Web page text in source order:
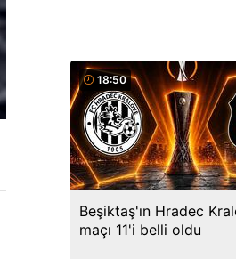
18:50
Beşiktaş'ın Hradec
maçı 11'i belli oldu